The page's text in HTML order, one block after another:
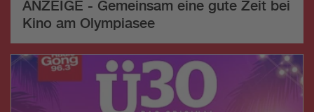
ANZEIGE - Gemeinsam eine gute Zeit bei
Kino am Olympiasee